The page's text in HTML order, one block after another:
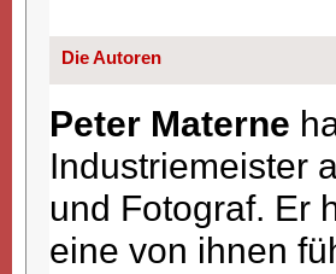
Die Autoren
Peter Materne
Industriemeister
und Fotograf. Er
eine von ihnen